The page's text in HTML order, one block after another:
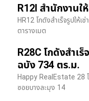
R12I สำนักงานใ
HR12 โกดังสำเร็จรูปให้
ตารางเมต
R28C โกดังสำเ
ฉบัง 734 ตร.ม.
Happy RealEstate 28
ซอยบางละมุง 14